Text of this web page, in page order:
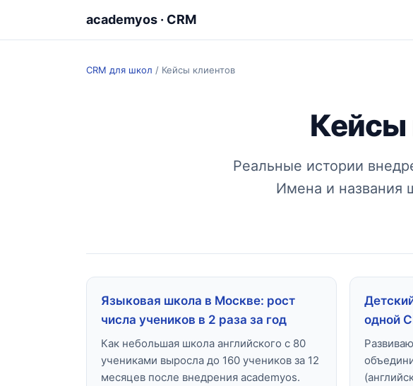
academyos · CRM
CRM для школ / Кейсы клиентов
Кейсы
Реальные истории
Имена и названия
Языковая школа в Москве: рост
числа учеников в 2 раза за год
Как небольшая школа английского с 80
учениками выросла до 160 учеников за 12
месяцев после внедрения academyos.
одной